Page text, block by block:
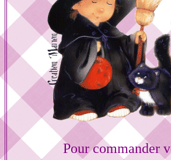
Pour commander